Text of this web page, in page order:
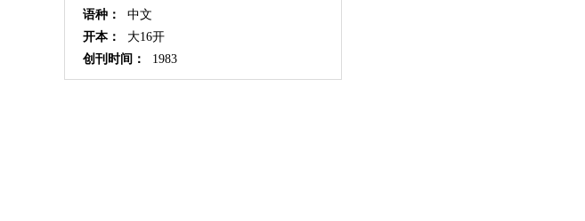
语种：
中文
开本：
大16开
创刊时间：
1983